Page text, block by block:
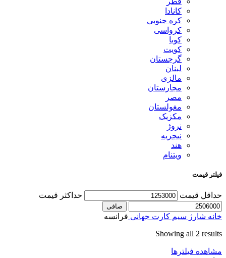
کانادا
کره جنوبی
کرواسی
کوبا
کویت
گرجستان
لبنان
مالزی
مجارستان
مصر
مغولستان
مکزیک
نروژ
نیجریه
هند
ویتنام
فیلتر قیمت
حداقل قیمت حداكثر قيمت
صافی
خانه شارژ سیم کارت جهانی فرانسه
Showing all 2 results
مشاهده فیلترها